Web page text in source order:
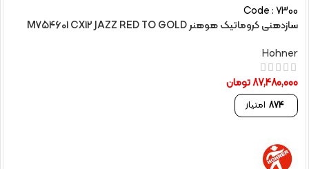
Code : 7300
سازدهنی کروماتیک هوهنر M754601 CX12 JAZZ RED TO GOLD
Hohner
87,480,000تومان
874 امتیاز